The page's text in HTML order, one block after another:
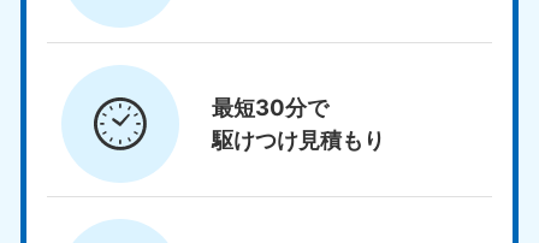
最短30分で
駆けつけ見積もり